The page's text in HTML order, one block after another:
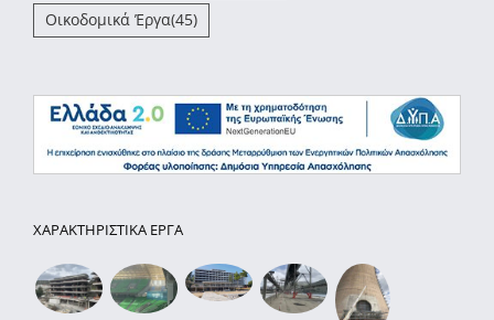
Οικοδομικά Έργα(45)
ΧΑΡΑΚΤΗΡΙΣΤΙΚΑ ΕΡΓΑ